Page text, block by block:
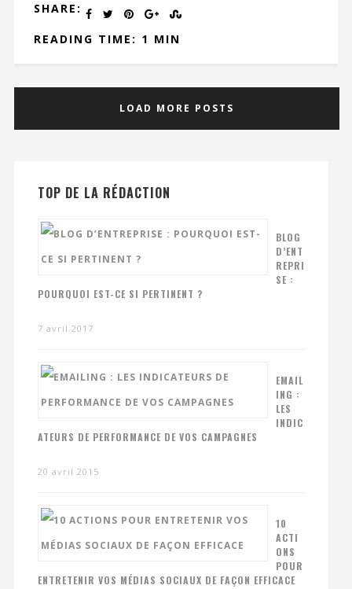
SHARE:
READING TIME: 1 MIN
LOAD MORE POSTS
TOP DE LA RÉDACTION
BLOG
D’ENT
REPRI
SE :
POURQUOI EST-CE SI PERTINENT ?
7 avril 2017
EMAIL
ING :
LES
INDIC
ATEURS DE PERFORMANCE DE VOS CAMPAGNES
20 avril 2015
10
ACTI
ONS
POUR
ENTRETENIR VOS MÉDIAS SOCIAUX DE FAÇON EFFICACE